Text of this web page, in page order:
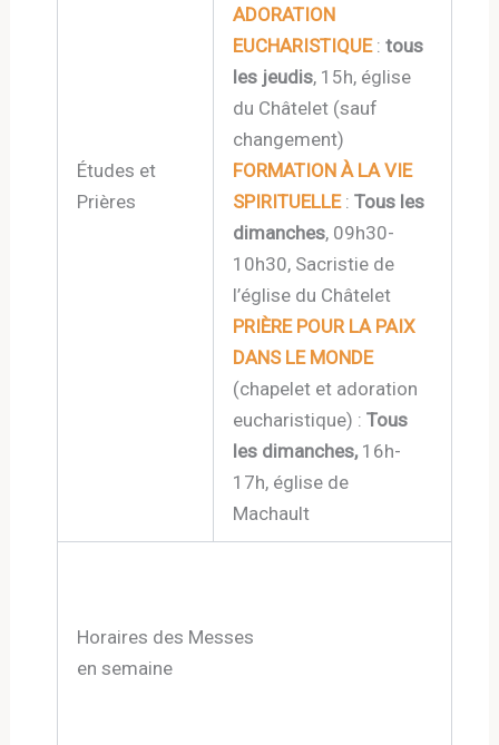
Études et
Prières
ADORATION
EUCHARISTIQUE:tous
les jeudis, 15h, église
du Châtelet (sauf
changement)
FORMATION À LA VIE
SPIRITUELLE:Tous les
dimanches, 09h30-
10h30, Sacristie de
l’église du Châtelet
PRIÈRE POUR LA PAIX
DANS LE MONDE
(chapelet et adoration
eucharistique) :Tous
les dimanches,16h-
17h, église de
Machault
Horaires des Messes
en semaine